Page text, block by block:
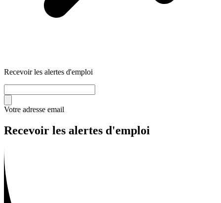
Recevoir les alertes d'emploi
Votre adresse email
Recevoir les alertes d'emploi